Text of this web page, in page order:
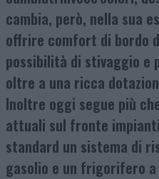
cambia, però, nella sua
offrire comfort di bordo
possibilità di stivaggio e
oltre a una ricca
Inoltre oggi segue più
attuali sul fronte
standard un sistema di
gasolio e un frigorifero